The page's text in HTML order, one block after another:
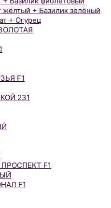
+ Базилик зелёный
+ Огурец
F1
231
F1
F1